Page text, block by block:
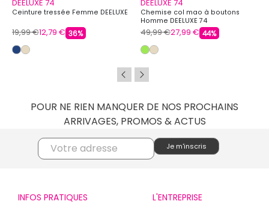
DEELUXE 74
Ceinture tressée Femme DEELUXE
19,99 €12,79 € 36%
DEELUXE 74
Chemise col mao à boutons
Homme DEELUXE 74
49,99 €27,99 € 44%
POUR NE RIEN MANQUER DE NOS PROCHAINS
ARRIVAGES, PROMOS & ACTUS
INFOS PRATIQUES L'ENTREPRISE